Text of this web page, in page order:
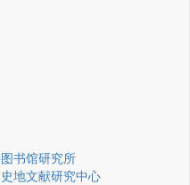
书馆研究所
地文献研究中心